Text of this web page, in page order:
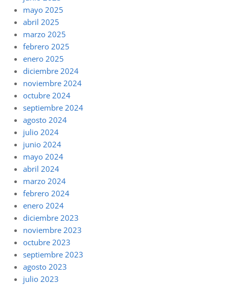
mayo 2025
abril 2025
marzo 2025
febrero 2025
enero 2025
diciembre 2024
noviembre 2024
octubre 2024
septiembre 2024
agosto 2024
julio 2024
junio 2024
mayo 2024
abril 2024
marzo 2024
febrero 2024
enero 2024
diciembre 2023
noviembre 2023
octubre 2023
septiembre 2023
agosto 2023
julio 2023